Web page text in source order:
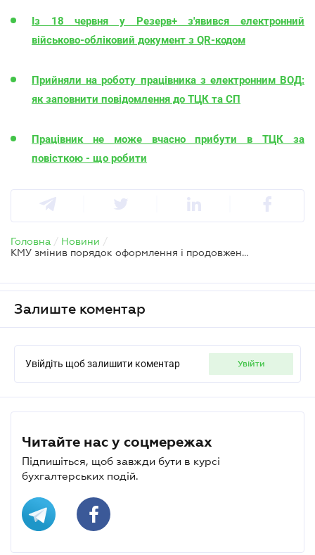
Із 18 червня у Резерв+ з'явився електронний
військово-обліковий документ з QR-кодом
Прийняли на роботу працівника з електронним ВОД:
як заповнити повідомлення до ТЦК та СП
Працівник не може вчасно прибути в ТЦК за
повісткою - що робити
Головна / Новини /
КМУ змінив порядок оформлення і продовження відстрочок – запуск е-ТЦК
Залиште коментар
Увійдіть щоб залишити коментар увійти
Читайте нас у соцмережах
Підпишіться, щоб завжди бути в курсі
бухгалтерських подій.